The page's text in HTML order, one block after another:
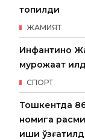
топилди
ЖАМИЯТ
Инфантино
мурожаат
СПОРТ
Тошкентда
номига
иши